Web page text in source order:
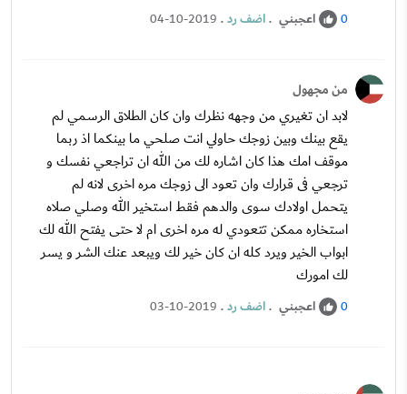
0 اعجبني .اضف رد.
04-10-2019
من مجهول
لابد ان تغيري من وجهه نظرك وان كان الطلاق الرسمي لم
يقع بينك وبين زوجك حاولي انت صلحي ما بينكما اذ ربما
موقف امك هذا كان اشاره لك من الله ان تراجعي نفسك و
ترجعي فى قرارك وان تعود الى زوجك مره اخرى لانه لم
يتحمل اولادك سوى والدهم فقط استخير الله وصلي صلاه
استخاره ممكن تتعودي له مره اخرى ام لا حتى يفتح الله لك
ابواب الخير ويرد كله ان كان خير لك ويبعد عنك الشر و يسر
لك امورك
0 اعجبني .اضف رد.
03-10-2019